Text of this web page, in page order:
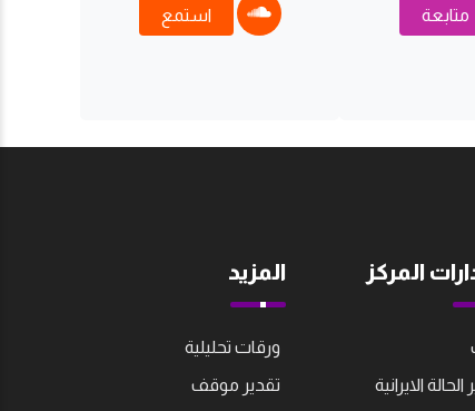
متابعة استمع
المركز
الحالة الايرانية
المزيد
ورقات تحليلية
تقدير موقف